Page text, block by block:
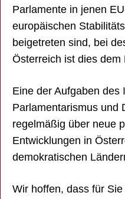
Parlamente in jenen
europäischen
beigetreten sind, bei
Österreich ist dies
Eine der Aufgaben des
Parlamentarismus und
regelmäßig über neue
Entwicklungen in
demokratischen
Wir hoffen, dass für